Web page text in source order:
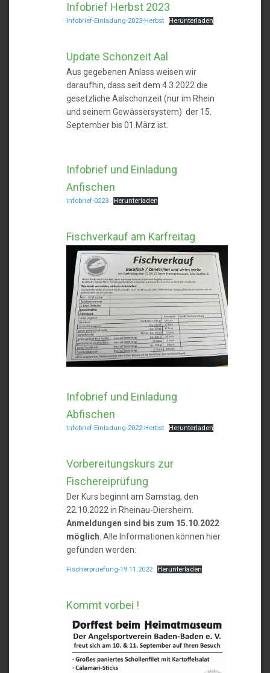
Infobrief Herbst 2023
Infobrief-Einladung-2023-Herbst Herunterladen
Update Schonzeit Aal
Aus gegebenen Anlass weisen wir
daraufhin, dass seit dem 4.3.2022 die
gesetzliche Aalschonzeit (nur im Rhein
und seinem Gewässersystem) der 15.
September bis 01.März ist.
Infobrief und Einladung
Anfischen
Infobrief-0223 Herunterladen
Fischverkauf am Karfreitag
Infobrief und Einladung
Abfischen
Infobrief-Einladung-2022-Herbst Herunterladen
Vorbereitungskurs zur
Fischereiprüfung
Der Kurs beginnt am Samstag, den
22.10.2022 in Rheinau-Diersheim.
Anmeldungen sind bis zum 15.10.2022
möglich . Alle Informationen können hier
gefunden werden:
Fischerpruefung-19.11.2022 Herunterladen
Kommt vorbei !